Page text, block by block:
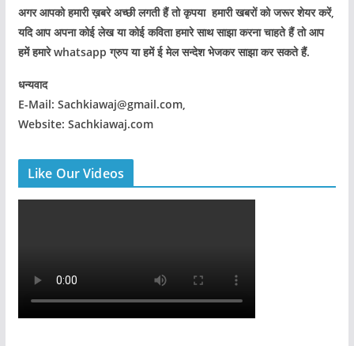
अगर आपको हमारी ख़बरे अच्छी लगती हैं तो कृपया हमारी खबरों को जरूर शेयर करें,
यदि आप अपना कोई लेख या कोई कविता हमारे साथ साझा करना चाहते हैं तो आप
हमें हमारे whatsapp ग्रुप या हमें ई मेल सन्देश भेजकर साझा कर सकते हैं.
धन्यवाद
E-Mail: Sachkiawaj@gmail.com,
Website: Sachkiawaj.com
Like Our Videos